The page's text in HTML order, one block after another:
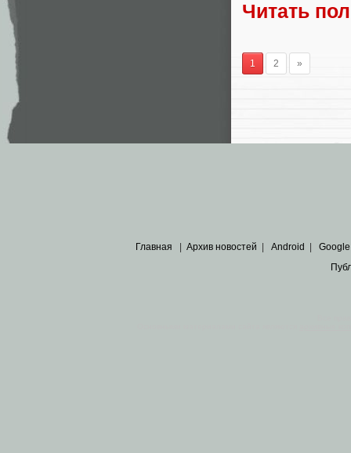
Читать
1 2 »
Главная Архив новостей Android Google